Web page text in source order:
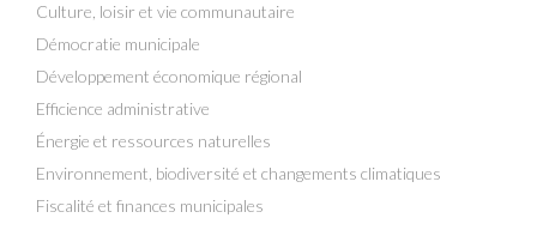
Culture, loisir et vie communautaire
Démocratie municipale
Développement économique régional
Efficience administrative
Énergie et ressources naturelles
Environnement, biodiversité et changements climatiques
Fiscalité et finances municipales